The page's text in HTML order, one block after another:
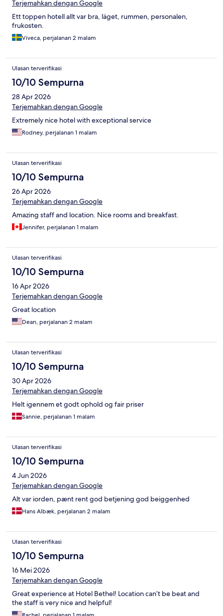
Terjemahkan dengan Google
Ett toppen hotell allt var bra, läget, rummen, personalen,
frukosten.
Viveca, perjalanan 2 malam
Ulasan terverifikasi
10/10 Sempurna
28 Apr 2026
Terjemahkan dengan Google
Extremely nice hotel with exceptional service
Rodney, perjalanan 1 malam
Ulasan terverifikasi
10/10 Sempurna
26 Apr 2026
Terjemahkan dengan Google
Amazing staff and location. Nice rooms and breakfast.
Jennifer, perjalanan 1 malam
Ulasan terverifikasi
10/10 Sempurna
16 Apr 2026
Terjemahkan dengan Google
Great location
Dean, perjalanan 2 malam
Ulasan terverifikasi
10/10 Sempurna
30 Apr 2026
Terjemahkan dengan Google
Helt igennem et godt ophold og fair priser
Sannie, perjalanan 1 malam
Ulasan terverifikasi
10/10 Sempurna
4 Jun 2026
Terjemahkan dengan Google
Alt var iorden, pænt rent god betjening god beiggenhed
Hans Albæk, perjalanan 2 malam
Ulasan terverifikasi
10/10 Sempurna
16 Mei 2026
Terjemahkan dengan Google
Great experience at Hotel Bethel! Location can’t be beat and
the staff is very nice and helpful!